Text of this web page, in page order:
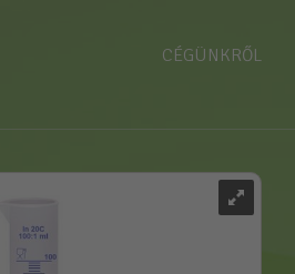
CÉGÜNKRŐL